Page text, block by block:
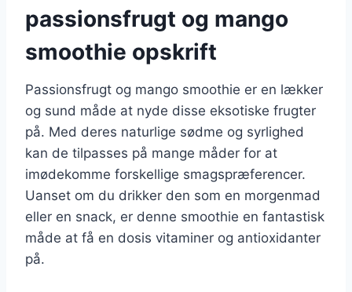
passionsfrugt og mango
smoothie opskrift
Passionsfrugt og mango smoothie er en lækker
og sund måde at nyde disse eksotiske frugter
på. Med deres naturlige sødme og syrlighed
kan de tilpasses på mange måder for at
imødekomme forskellige smagspræferencer.
Uanset om du drikker den som en morgenmad
eller en snack, er denne smoothie en fantastisk
måde at få en dosis vitaminer og antioxidanter
på.